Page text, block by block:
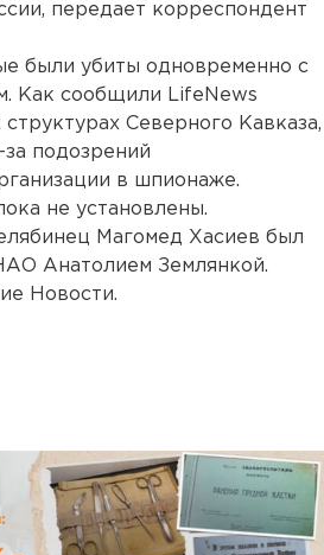
передает корреспондент
были убиты одновременно с
Как сообщили LifeNews
Северного Кавказа,
за подозрений
в шпионаже.
не установлены.
Магомед Хасиев был
Анатолием Землянкой.
Новости.